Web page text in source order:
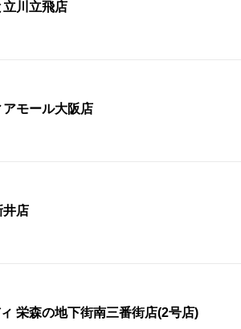
立川立飛店
アモール大阪店
井店
栄森の地下街南三番街店(2号店)